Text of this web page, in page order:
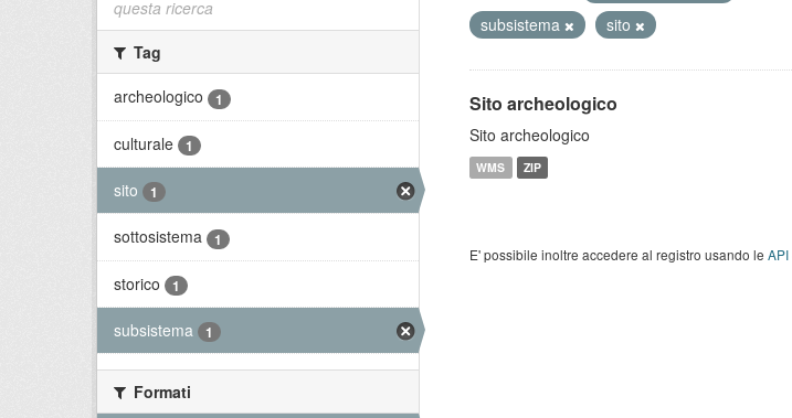
questa ricerca
Tag
archeologico
1
culturale 1
sito 1
sottosistema 1
storico 1
subsistema 1
Formati
subsistema
sito
Sito archeologico
Sito archeologico
WMS ZIP
E' possibile inoltre accedere al registro usando le API